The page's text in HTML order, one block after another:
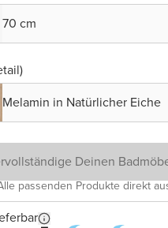
70 cm
Melamin in Natürlicher Eiche
Deinen
passenden Produkte direkt